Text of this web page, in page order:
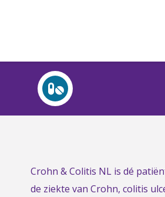
LinkCrohn & Colitis NL is dé
de ziekte van Crohn, colitis